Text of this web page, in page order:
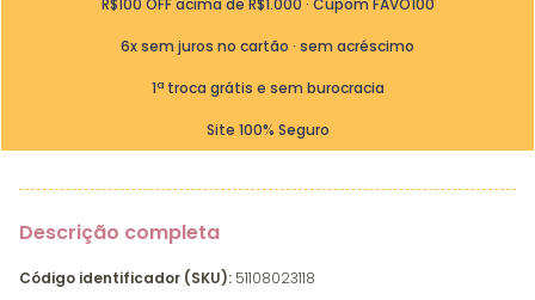
6x sem juros no cartão · sem acréscimo
1ª troca grátis e sem burocracia
Site 100% Seguro
Descrição completa
Código identificador (SKU): 51108023118